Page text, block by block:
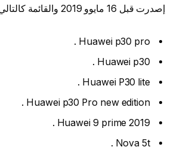
إصدرت قبل 16 مايوو 2019 والقائمة كالتالي .
Huawei p30 pro .
Huawei p30 .
Huawei P30 lite .
Huawei p30 Pro new edition .
Huawei 9 prime 2019 .
Nova 5t .